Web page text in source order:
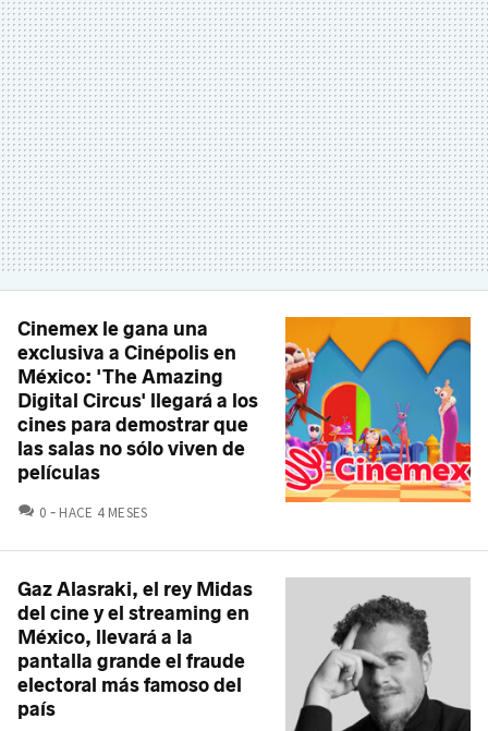
Cinemex le gana una
exclusiva a Cinépolis en
México: 'The Amazing
Digital Circus' llegará a los
cines para demostrar que
las salas no sólo viven de
películas
0 COMENTARIOS
HACE 4 MESES
Gaz Alasraki, el rey Midas
del cine y el streaming en
México, llevará a la
pantalla grande el fraude
electoral más famoso del
país